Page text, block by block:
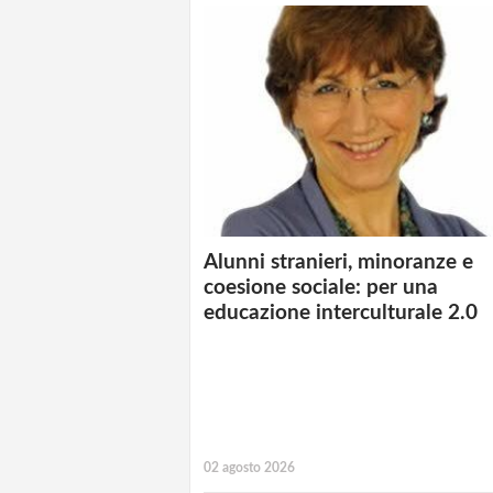
Alunni stranieri, minoranze e
coesione sociale: per una
educazione interculturale 2.0
02 agosto 2026